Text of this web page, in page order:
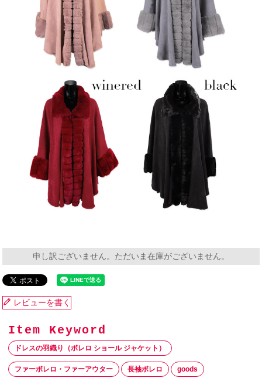
申し訳ございません。ただいま在庫がございません。
レビューを書く
ドレスの羽織り（ボレロ ショール ジャケット）
ファーボレロ・ファーアウター 長袖ボレロ goods